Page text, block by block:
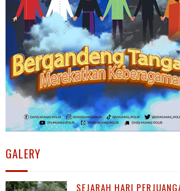
GALERY
SEJARAH HARI